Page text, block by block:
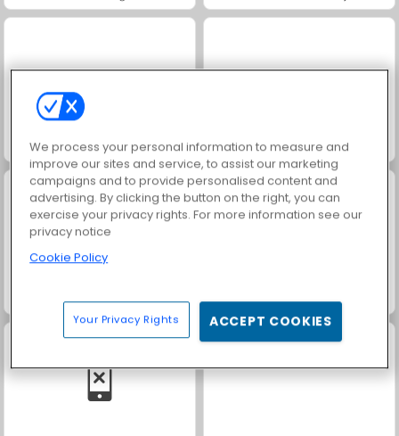
Trollface Quest: USA 2
Masha and the Bear: Meadows Grand Mahjong Connect
We process your personal information to measure and
improve our sites and service, to assist our marketing
campaigns and to provide personalised content and
advertising. By clicking the button on the right, you can
exercise your privacy rights. For more information see our
privacy notice
Cookie Policy
Your Privacy Rights ACCEPT COOKIES